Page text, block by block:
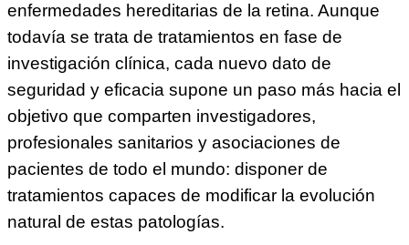
enfermedades hereditarias de la retina. Aunque
todavía se trata de tratamientos en fase de
investigación clínica, cada nuevo dato de
seguridad y eficacia supone un paso más hacia el
objetivo que comparten investigadores,
profesionales sanitarios y asociaciones de
pacientes de todo el mundo: disponer de
tratamientos capaces de modificar la evolución
natural de estas patologías.